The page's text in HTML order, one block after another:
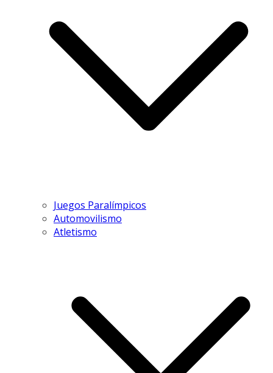
Juegos Paralímpicos
Automovilismo
Atletismo